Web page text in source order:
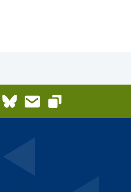
BlueskyE-Mail
Link kopieren